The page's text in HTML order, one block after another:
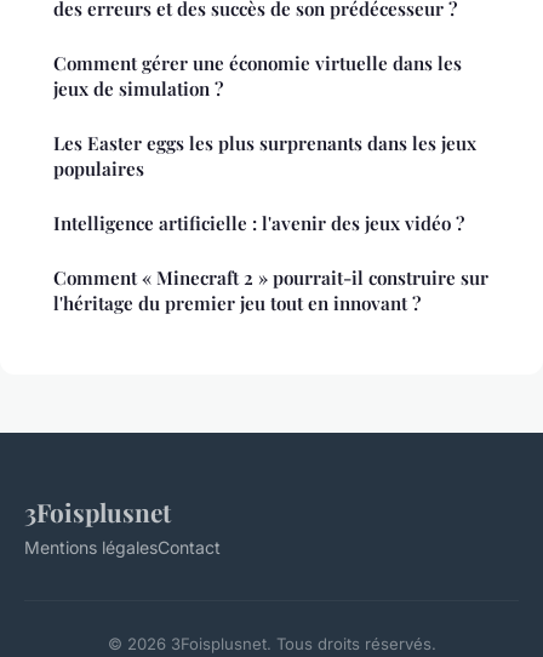
des erreurs et des succès de son prédécesseur ?
Comment gérer une économie virtuelle dans les
jeux de simulation ?
Les Easter eggs les plus surprenants dans les jeux
populaires
Intelligence artificielle : l'avenir des jeux vidéo ?
Comment « Minecraft 2 » pourrait-il construire sur
l'héritage du premier jeu tout en innovant ?
3Foisplusnet
Mentions légalesContact
© 2026 3Foisplusnet. Tous droits réservés.